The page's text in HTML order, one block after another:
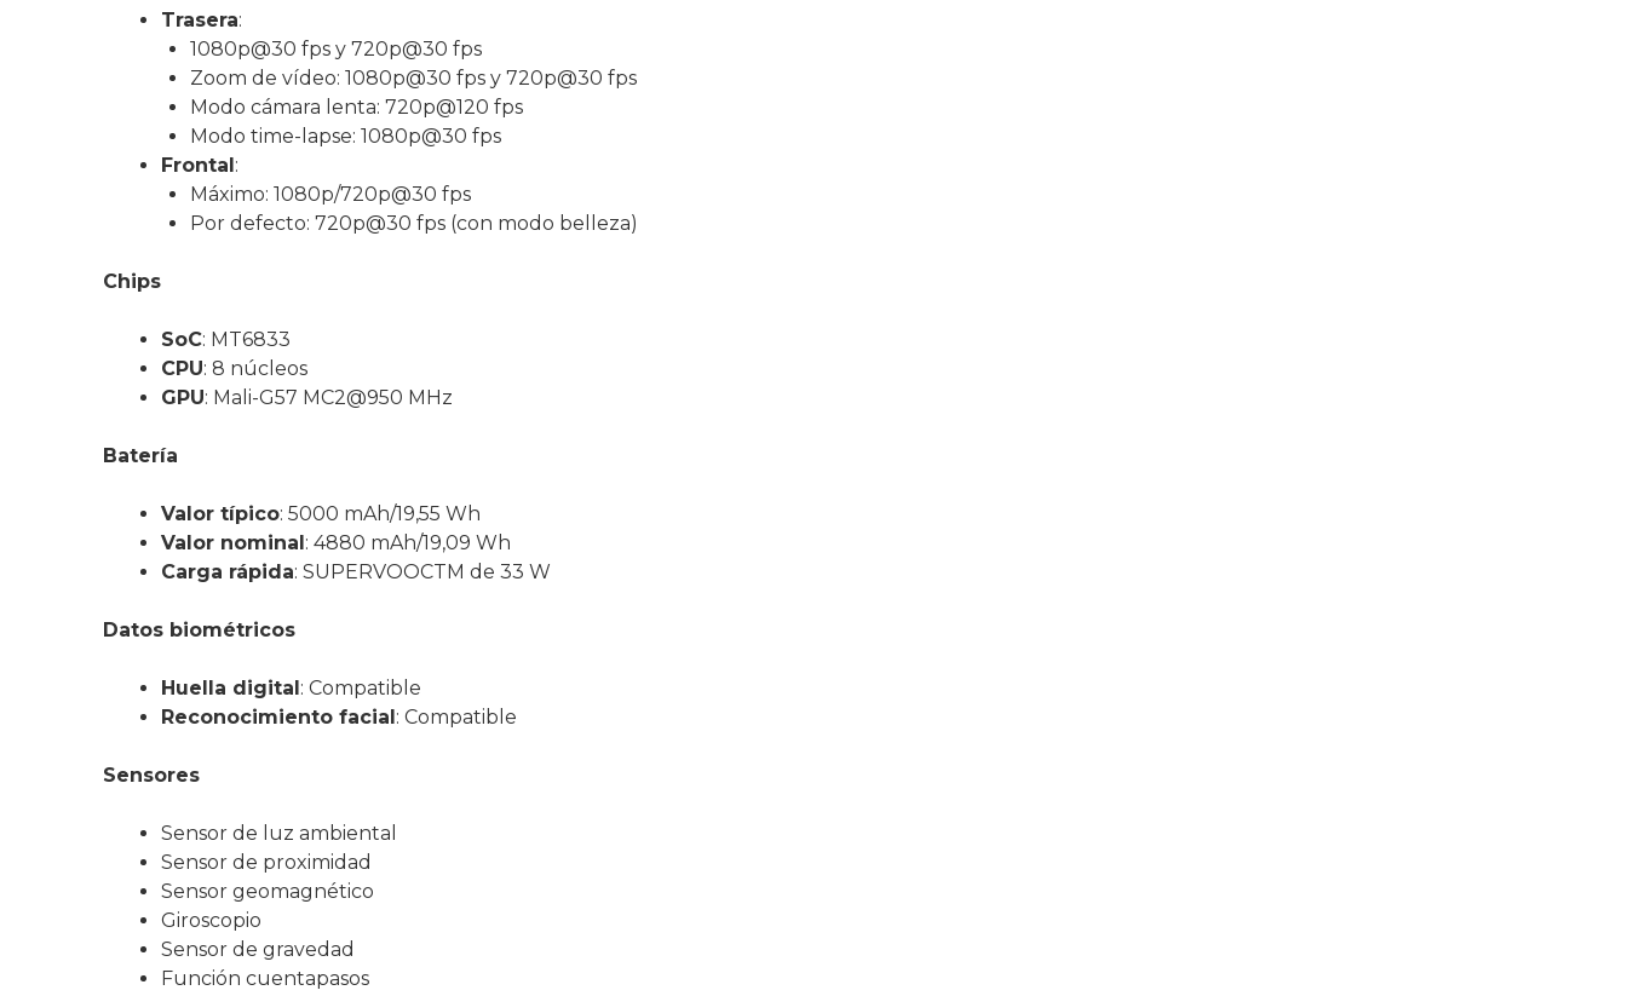
Trasera:
1080p@30 fps y 720p@30 fps
Zoom de vídeo: 1080p@30 fps y 720p@30 fps
Modo cámara lenta: 720p@120 fps
Modo time-lapse: 1080p@30 fps
Frontal:
Máximo: 1080p/720p@30 fps
Por defecto: 720p@30 fps (con modo belleza)
Chips
SoC: MT6833
CPU: 8 núcleos
GPU: Mali-G57 MC2@950 MHz
Batería
Valor típico: 5000 mAh/19,55 Wh
Valor nominal: 4880 mAh/19,09 Wh
Carga rápida: SUPERVOOCTM de 33 W
Datos biométricos
Huella digital: Compatible
Reconocimiento facial: Compatible
Sensores
Sensor de luz ambiental
Sensor de proximidad
Sensor geomagnético
Giroscopio
Sensor de gravedad
Función cuentapasos